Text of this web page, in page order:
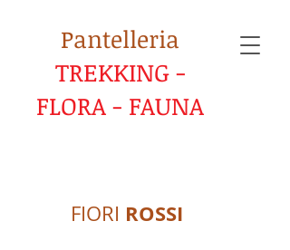
Pantelleria
TREKKING -
FLORA - FAUNA
FIORI ROSSI